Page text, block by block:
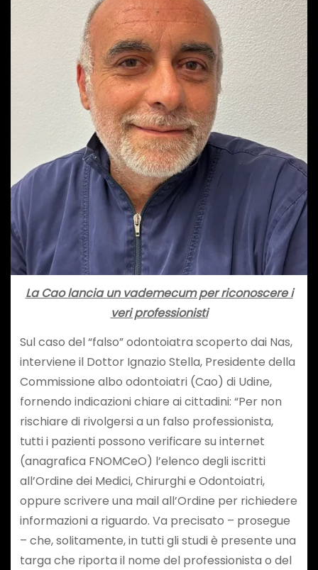
La Cao lancia un vademecum per riconoscere i
veri professionisti
Sul caso del “falso” odontoiatra scoperto dai Nas,
interviene il Dottor Ignazio Stella, Presidente della
Commissione albo odontoiatri (Cao) di Udine,
fornendo indicazioni chiare ai cittadini: “Per non
rischiare di rivolgersi a un falso professionista,
tutti i pazienti possono verificare su internet
(anagrafica FNOMCeO) l’elenco degli iscritti
all’Ordine dei Medici, Chirurghi e Odontoiatri,
oppure scrivere una mail all’Ordine per richiedere
informazioni a riguardo. Va precisato – prosegue
– che, solitamente, in tutti gli studi è presente una
targa che riporta il nome del professionista o del